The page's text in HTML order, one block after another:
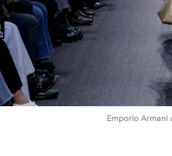
Emporio Armani